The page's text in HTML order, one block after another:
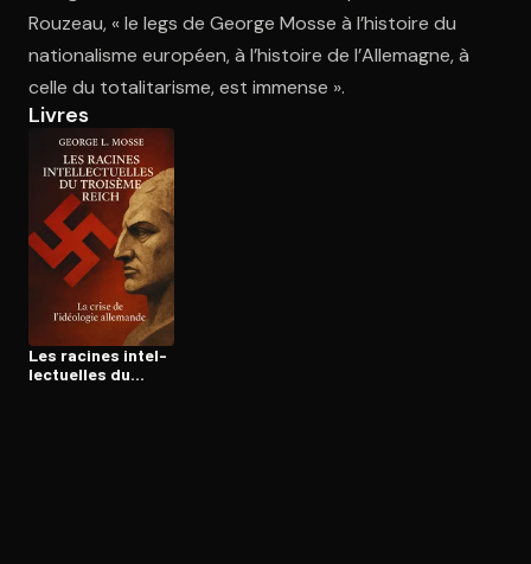
Rouzeau, « le legs de George Mosse à l’histoire du
nationalisme européen, à l’histoire de l’Allemagne, à
celle du totalitarisme, est immense ».
Livres
Les racines in­tel­
lec­tuelles du